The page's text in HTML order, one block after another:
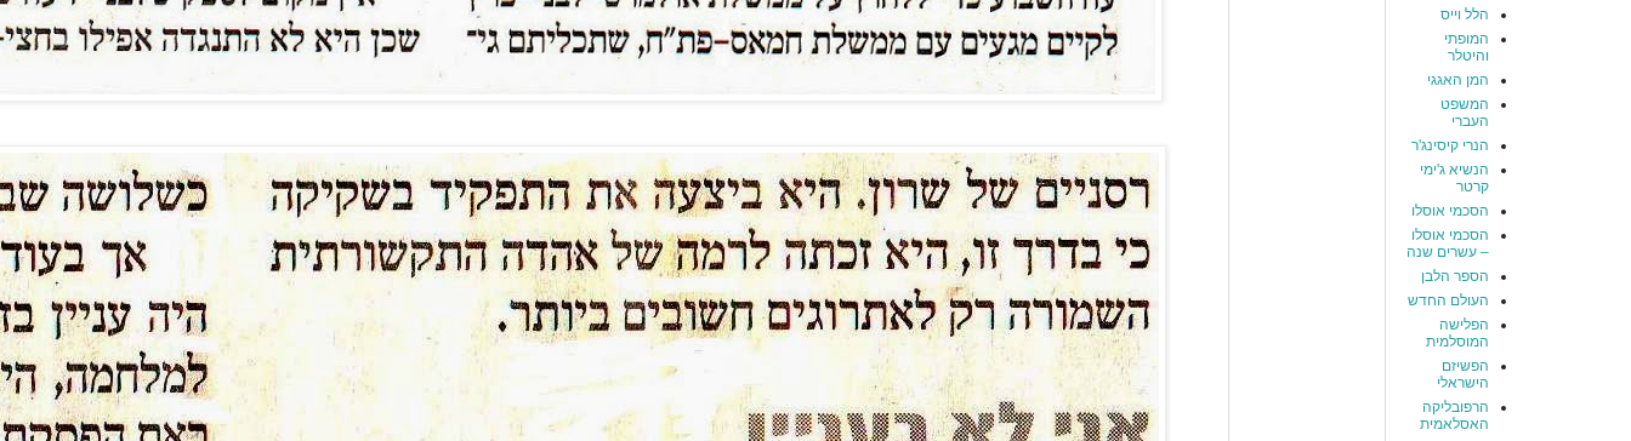
הלל וייס
המופתי
והיטלר
המן האגגי
המשפט
העברי
הנרי קיסינג'ר
הנשיא ג'ימי
קרטר
הסכמי אוסלו
הסכמי אוסלו
– עשרים שנה
הספר הלבן
העולם החדש
הפלישה
המוסלמית
הפשיזם
הישראלי
הרפובליקה
האסלאמית